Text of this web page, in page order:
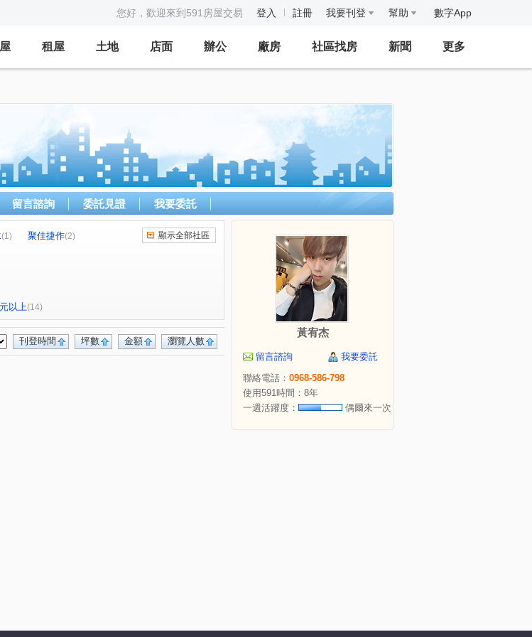
您好，歡迎來到591房屋交易 登入 註冊 我要刊登 幫助 數字App
租屋 土地 店面 辦公 廠房 社區找房 新聞 更多
留言諮詢 委託見證 我要委託
(1) 聚佳捷作(2)
(1) 崇德八路一段
段(1) 北屯路(1)
顯示全部社區
以上(14)
瀏覽人數
金額
坪數
刊登時間
黃宥杰
留言諮詢
我要委託
聯絡電話： 0968-586-798
使用591時間：8年
一週活躍度：
偶爾來一次